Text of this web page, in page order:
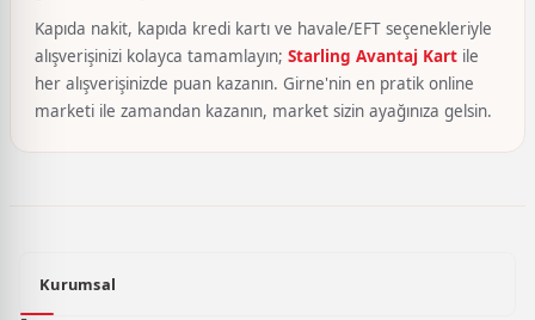
Kapıda nakit, kapıda kredi kartı ve havale/EFT seçenekleriyle
alışverişinizi kolayca tamamlayın; Starling Avantaj Kart ile
her alışverişinizde puan kazanın. Girne'nin en pratik online
marketi ile zamandan kazanın, market sizin ayağınıza gelsin.
Kurumsal